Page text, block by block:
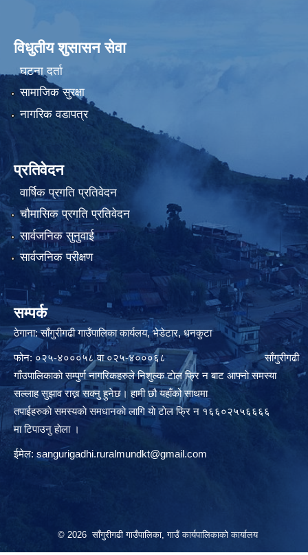
विधुतीय शुसासन सेवा
घटना दर्ता
सामाजिक सुरक्षा
नागरिक वडापत्र
प्रतिवेदन
वार्षिक प्रगति प्रतिवेदन
चौमासिक प्रगति प्रतिवेदन
सार्वजनिक सुनुवाई
सार्वजनिक परीक्षण
सम्पर्क
ठेगाना: साँगुरीगढी गाउँपालिका कार्यलय, भेडेटार, धनकुटा
फोन: ०२५-४०००५८ वा ०२५-४०००६८ साँगुरीगढी
गाँउपालिकाकाे सम्पुर्ण नागरिकहरुले निशुल्क टाेल फ्रि न बाट आफ्नाे समस्या
सल्लाह सुझाव राख्न सक्नु हुनेछ। हामी छौ यहाँको साथमा
तपाईहरुकाे समस्यकाे समधानकाे लागि याे टाेल फ्रि न १६६०२५५६६६६
मा टिपाउनु हाेला ।
ईमेल: sangurigadhi.ruralmundkt@gmail.com
© 2026 साँगुरीगढी गाउँपालिका, गाउँ कार्यपालिकाको कार्यालय